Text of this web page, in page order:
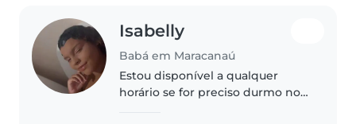
Isabelly
Babá em Maracanaú
Estou disponível a qualquer
horário se for preciso durmo no